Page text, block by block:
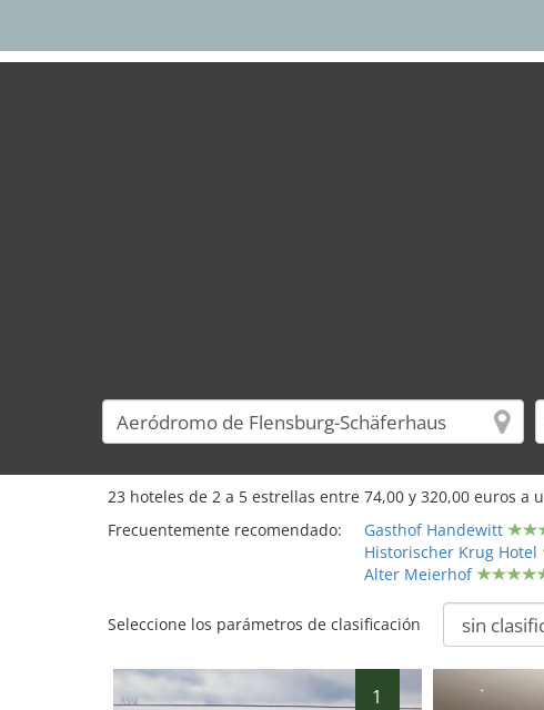
23 hoteles de 2 a 5 estrellas entre 74,00 y 320,00 euros a
Frecuentemente recomendado:
Gasthof Handewitt
Historischer Krug Hotel
Alter Meierhof
Seleccione los parámetros de clasificación
1